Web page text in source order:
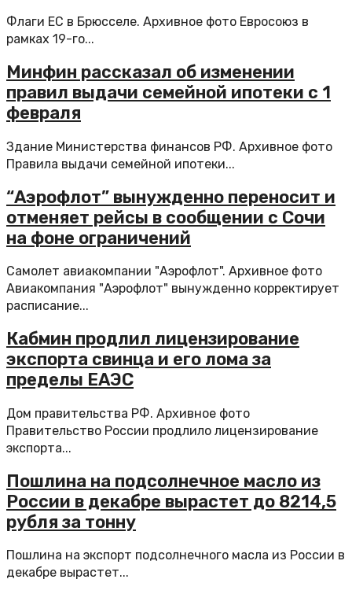
Флаги ЕС в Брюсселе. Архивное фото Евросоюз в
рамках 19-го...
Минфин рассказал об изменении
правил выдачи семейной ипотеки с 1
февраля
Здание Министерства финансов РФ. Архивное фото
Правила выдачи семейной ипотеки...
“Аэрофлот” вынужденно переносит и
отменяет рейсы в сообщении с Сочи
на фоне ограничений
Самолет авиакомпании "Аэрофлот". Архивное фото
Авиакомпания "Аэрофлот" вынужденно корректирует
расписание...
Кабмин продлил лицензирование
экспорта свинца и его лома за
пределы ЕАЭС
Дом правительства РФ. Архивное фото
Правительство России продлило лицензирование
экспорта...
Пошлина на подсолнечное масло из
России в декабре вырастет до 8214,5
рубля за тонну
Пошлина на экспорт подсолнечного масла из России в
декабре вырастет...